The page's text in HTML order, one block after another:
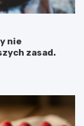
nie
zasad.